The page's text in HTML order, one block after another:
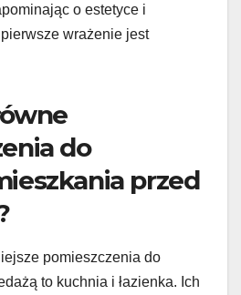
o estetyce i
wrażenie jest
do
przed
pomieszczenia do
to kuchnia i łazienka. Ich